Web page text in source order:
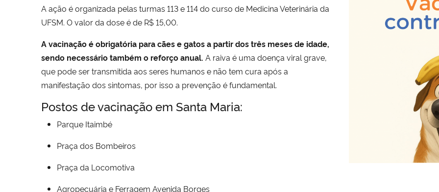
A ação é organizada pelas turmas 113 e 114 do curso de Medicina Veterinária da
UFSM. O valor da dose é de R$ 15,00.
A vacinação é obrigatória para cães e gatos a partir dos três meses de idade,
sendo necessário também o reforço anual. A raiva é uma doença viral grave,
que pode ser transmitida aos seres humanos e não tem cura após a
manifestação dos sintomas, por isso a prevenção é fundamental.
Postos de vacinação em Santa Maria:
Parque Itaimbé
Praça dos Bombeiros
Praça da Locomotiva
Agropecuária e Ferragem Avenida Borges